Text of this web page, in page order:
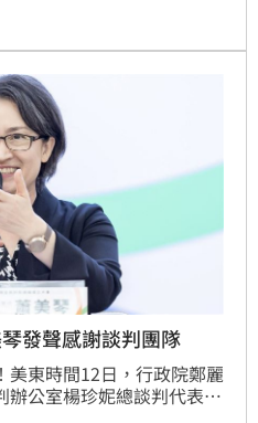
等重要銷美農產品的對等
本，加上取得優於競爭對
台灣農產品銷美。以我國外
關稅將降為零，而主要競
發聲感謝談判團隊
美東時間12日，行政院鄭麗
公室楊珍妮總談判代表、